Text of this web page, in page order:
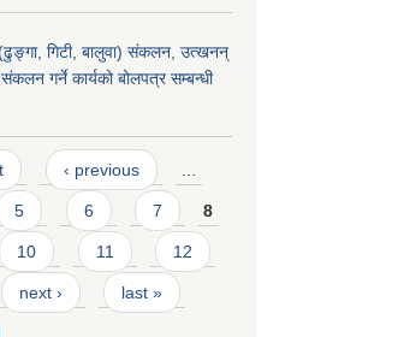
(ढुङ्गा, गिटी, बालुवा) संकलन, उत्खनन्
गर्ने कार्यको बोलपत्र सम्बन्धी
‹ previous …
5 6 7 8
10 11 12
next › last »